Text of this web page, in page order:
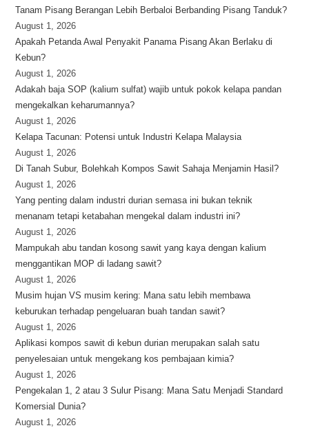
Tanam Pisang Berangan Lebih Berbaloi Berbanding Pisang Tanduk?
August 1, 2026
Apakah Petanda Awal Penyakit Panama Pisang Akan Berlaku di
Kebun?
August 1, 2026
Adakah baja SOP (kalium sulfat) wajib untuk pokok kelapa pandan
mengekalkan keharumannya?
August 1, 2026
Kelapa Tacunan: Potensi untuk Industri Kelapa Malaysia
August 1, 2026
Di Tanah Subur, Bolehkah Kompos Sawit Sahaja Menjamin Hasil?
August 1, 2026
Yang penting dalam industri durian semasa ini bukan teknik
menanam tetapi ketabahan mengekal dalam industri ini?
August 1, 2026
Mampukah abu tandan kosong sawit yang kaya dengan kalium
menggantikan MOP di ladang sawit?
August 1, 2026
Musim hujan VS musim kering: Mana satu lebih membawa
keburukan terhadap pengeluaran buah tandan sawit?
August 1, 2026
Aplikasi kompos sawit di kebun durian merupakan salah satu
penyelesaian untuk mengekang kos pembajaan kimia?
August 1, 2026
Pengekalan 1, 2 atau 3 Sulur Pisang: Mana Satu Menjadi Standard
Komersial Dunia?
August 1, 2026